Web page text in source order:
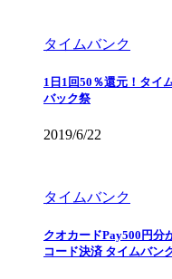
タイムバンク
1日1回50％還元！タイ
バック祭
2019/6/22
タイムバンク
クオカードPay500円分
コード決済 タイムバン